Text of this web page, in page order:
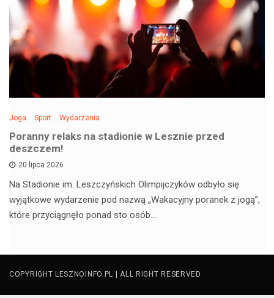
Joga Sport Wydarzenia
Poranny relaks na stadionie w Lesznie przed
deszczem!
20 lipca 2026
Na Stadionie im. Leszczyńskich Olimpijczyków odbyło się
wyjątkowe wydarzenie pod nazwą „Wakacyjny poranek z jogą”,
które przyciągnęło ponad sto osób.…
COPYRIGHT LESZNOINFO.PL | ALL RIGHT RESERVED